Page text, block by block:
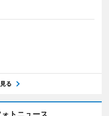
る